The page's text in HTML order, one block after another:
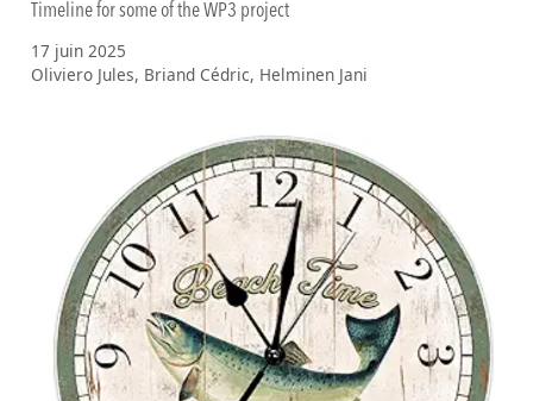
Timeline for some of the WP3 project
17 juin 2025
Oliviero Jules, Briand Cédric, Helminen Jani